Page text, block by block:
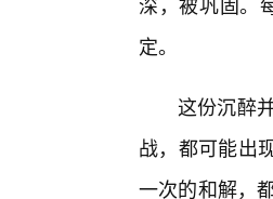
定。
这份沉醉
战，都可能出
一次的和解，